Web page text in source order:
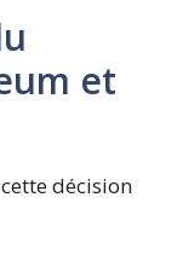
et
décision